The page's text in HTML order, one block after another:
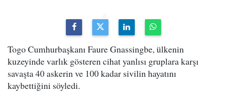
Togo Cumhurbaşkanı Faure Gnassingbe, ülkenin
kuzeyinde varlık gösteren cihat yanlısı gruplara karşı
savaşta 40 askerin ve 100 kadar sivilin hayatını
kaybettiğini söyledi.